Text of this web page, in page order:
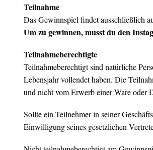
Teilnahme
Das Gewinnspiel findet ausschließlich
Um zu gewinnen, musst du den
Teilnahmeberechtigte
Teilnahmeberechtigt sind natürliche
Lebensjahr vollendet haben. Die
und nicht vom Erwerb einer Ware oder
Sollte ein Teilnehmer in seiner
Einwilligung seines gesetzlichen